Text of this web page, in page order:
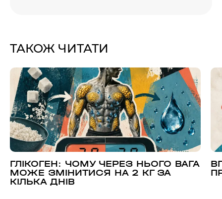
ТАКОЖ ЧИТАТИ
ГЛІКОГЕН: ЧОМУ ЧЕРЕЗ НЬОГО ВАГА
МОЖЕ ЗМІНИТИСЯ НА 2 КГ ЗА
КІЛЬКА ДНІВ